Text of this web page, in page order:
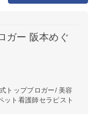
ガー 阪本めぐ
トップブロガー/ 美容
ット看護師セラピスト